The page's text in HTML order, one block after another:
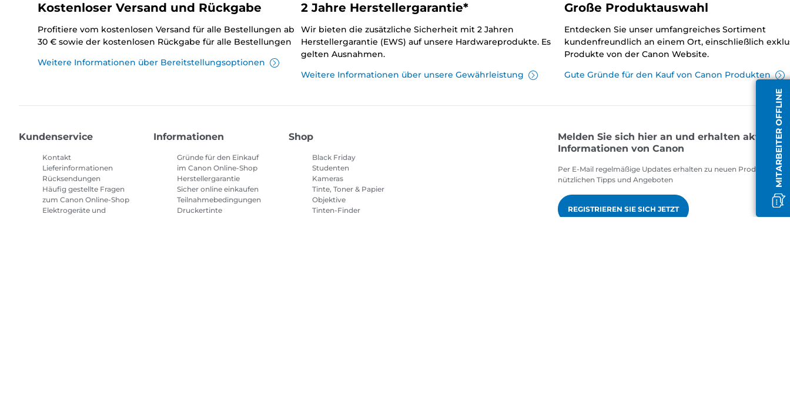
MITARBEITER OFFLINE
Kostenloser Versand und Rückgabe
Profitiere vom kostenlosen Versand für alle Bestellungen ab
30 € sowie der kostenlosen Rückgabe für alle Bestellungen
Weitere Informationen über Bereitstellungsoptionen
2 Jahre Herstellergarantie*
Wir bieten die zusätzliche Sicherheit mit 2 Jahren
Herstellergarantie (EWS) auf unsere Hardwareprodukte. Es
gelten Ausnahmen.
Weitere Informationen über unsere Gewährleistung
Große Produktauswahl
Entdecken Sie unser umfangreiches Sortiment
kundenfreundlich an einem Ort, einschließlich
Produkte von der Canon Website.
Gute Gründe für den Kauf von Canon Produkten
Kundenservice
Kontakt
Lieferinformationen
Rücksendungen
Häufig gestellte Fragen
zum Canon Online-Shop
Elektrogeräte und
Informationen
Gründe für den Einkauf
im Canon Online-Shop
Herstellergarantie
Sicher online einkaufen
Teilnahmebedingungen
Druckertinte
Shop
Black Friday
Studenten
Kameras
Tinte, Toner & Papier
Objektive
Tinten-Finder
Melden Sie sich hier an und erhalten aktuelle
Informationen von Canon
Per E-Mail regelmäßige Updates erhalten zu neuen Produkten,
nützlichen Tipps und Angeboten
REGISTRIEREN SIE SICH JETZT